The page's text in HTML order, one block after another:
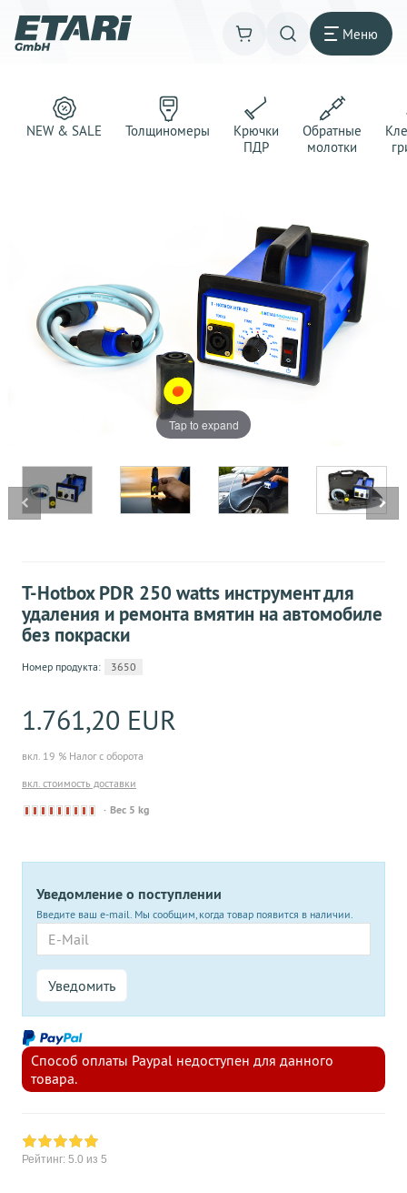
Меню
NEW & SALE Толщиномеры
Крючки
ПДР
Обратные
молотки
Tap to expand
T-Hotbox PDR 250 watts инструмент для
удаления и ремонта вмятин на автомобиле
без покраски
Номер продукта: 3650
1.761,20 EUR
вкл. 19 % Налог с оборота
вкл. стоимость доставки
Derzeit nicht lieferbar
Вес 5 kg
Уведомление о поступлении
Введите ваш e-mail. Мы сообщим, когда товар появится в наличии.
E-Mail
Уведомить
Способ оплаты Paypal недоступен для данного
товара.
Рейтинг: 5.0 из 5